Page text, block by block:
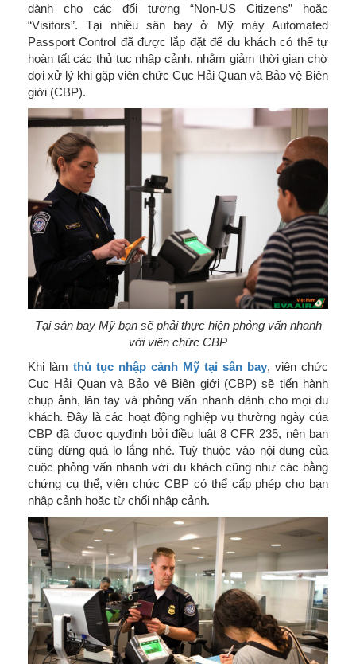
dành cho các đối tượng “Non-US Citizens” hoặc
“Visitors”. Tại nhiều sân bay ở Mỹ máy Automated
Passport Control đã được lắp đặt để du khách có thể tự
hoàn tất các thủ tục nhập cảnh, nhằm giảm thời gian chờ
đợi xử lý khi gặp viên chức Cục Hải Quan và Bảo vệ Biên
giới (CBP).
Tại sân bay Mỹ bạn sẽ phải thực hiện phỏng vấn nhanh
với viên chức CBP
Khi làm thủ tục nhập cảnh Mỹ tại sân bay, viên chức
Cục Hải Quan và Bảo vệ Biên giới (CBP) sẽ tiến hành
chụp ảnh, lăn tay và phỏng vấn nhanh dành cho mọi du
khách. Đây là các hoạt động nghiệp vụ thường ngày của
CBP đã được quyđịnh bởi điều luật 8 CFR 235, nên bạn
cũng đừng quá lo lắng nhé. Tuỳ thuộc vào nội dung của
cuộc phỏng vấn nhanh với du khách cũng như các bằng
chứng cụ thể, viên chức CBP có thể cấp phép cho bạn
nhập cảnh hoặc từ chối nhập cảnh.